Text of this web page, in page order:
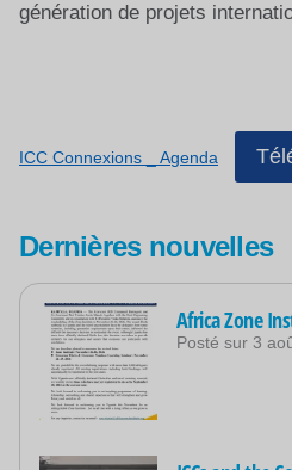
génération de projets
ICC Connexions _ Agenda
Dernières nouvelles
Africa Zone
Posté sur 3